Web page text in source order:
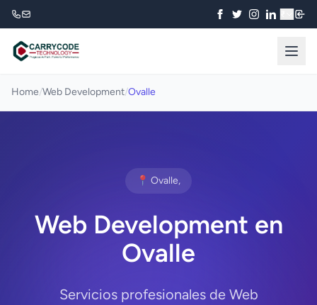
Home/Web Development/Ovalle
📍 Ovalle,
Web Development en
Ovalle
Servicios profesionales de Web